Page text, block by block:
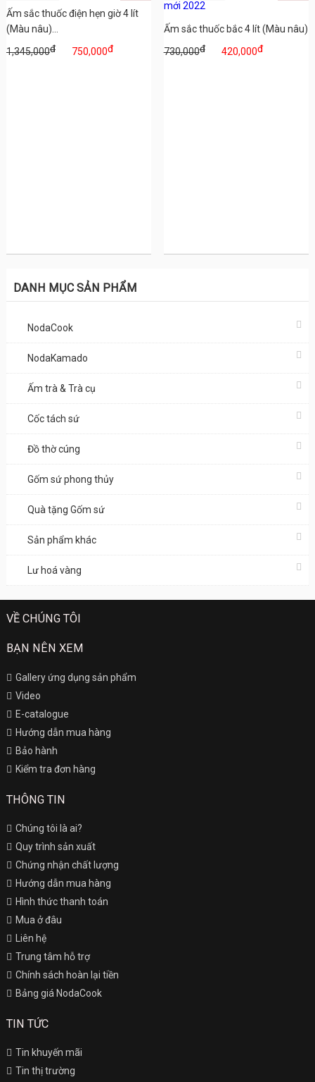
Ấm sắc thuốc điện hẹn giờ 4 lít
(Màu nâu)...
1,345,000đ 750,000đ
Ấm sắc thuốc bắc 4 lít (Màu nâu)
730,000đ 420,000đ
DANH MỤC SẢN PHẨM
NodaCook
NodaKamado
Ấm trà & Trà cụ
Cốc tách sứ
Đồ thờ cúng
Gốm sứ phong thủy
Quà tặng Gốm sứ
Sản phẩm khác
Lư hoá vàng
VỀ CHÚNG TÔI
BẠN NÊN XEM
Gallery ứng dụng sản phẩm
Video
E-catalogue
Hướng dẫn mua hàng
Bảo hành
Kiểm tra đơn hàng
THÔNG TIN
Chúng tôi là ai?
Quy trình sản xuất
Chứng nhận chất lượng
Hướng dẫn mua hàng
Hình thức thanh toán
Mua ở đâu
Liên hệ
Trung tâm hỗ trợ
Chính sách hoàn lại tiền
Bảng giá NodaCook
TIN TỨC
Tin khuyến mãi
Tin thị trường